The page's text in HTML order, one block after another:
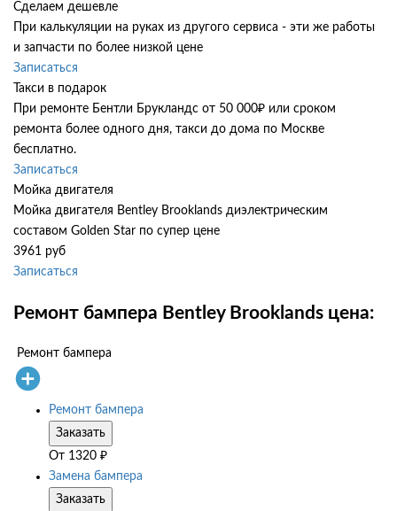
Сделаем дешевле
При калькуляции на руках из другого сервиса - эти же работы
и запчасти по более низкой цене
Записаться
Такси в подарок
При ремонте Бентли Брукландс от 50 000₽ или сроком
ремонта более одного дня, такси до дома по Москве
бесплатно.
Записаться
Мойка двигателя
Мойка двигателя Bentley Brooklands диэлектрическим
составом Golden Star по супер цене
3961 руб
Записаться
Ремонт бампера Bentley Brooklands цена:
Ремонт бампера
Ремонт бампера
Заказать
От 1320 ₽
Замена бампера
Заказать